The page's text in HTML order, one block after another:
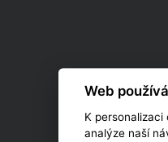
Web
K
analýze naší